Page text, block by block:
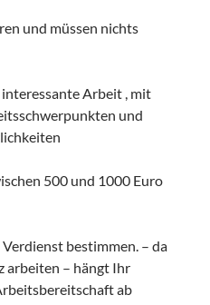
und müssen nichts
interessante Arbeit , mit
und
500 und 1000 Euro
bestimmen. – da
arbeiten – hängt Ihr
ab